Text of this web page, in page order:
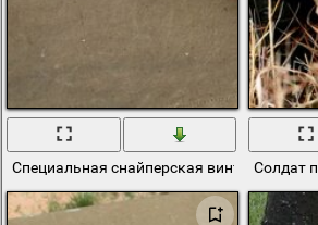
Специальная снайперская винтовка всс.
Солдат